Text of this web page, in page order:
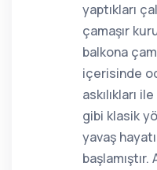
yaptıkları
çamaşır
balkona
içerisinde
askılıkları
gibi klasik
yavaş